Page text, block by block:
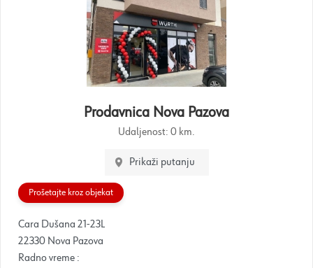
Prodavnica Nova Pazova
Udaljenost: 0 km.
Prikaži putanju
Prošetajte kroz objekat
Cara Dušana 21-23L
22330 Nova Pazova
Radno vreme :